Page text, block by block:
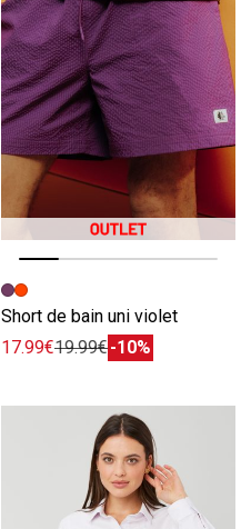
Image précédente
Image suivante
Short de bain uni violet
17.99€19.99€-10%